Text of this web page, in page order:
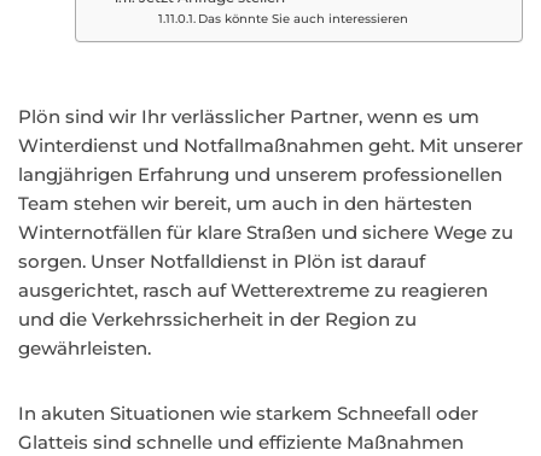
Das könnte Sie auch interessieren
Plön sind wir Ihr verlässlicher Partner, wenn es um
Winterdienst und Notfallmaßnahmen geht. Mit unserer
langjährigen Erfahrung und unserem professionellen
Team stehen wir bereit, um auch in den härtesten
Winternotfällen für klare Straßen und sichere Wege zu
sorgen. Unser Notfalldienst in Plön ist darauf
ausgerichtet, rasch auf Wetterextreme zu reagieren
und die Verkehrssicherheit in der Region zu
gewährleisten.
In akuten Situationen wie starkem Schneefall oder
Glatteis sind schnelle und effiziente Maßnahmen